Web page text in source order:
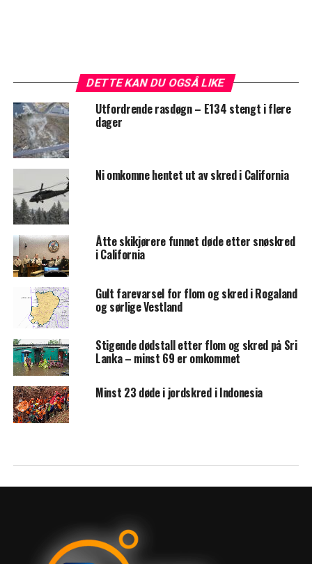
DETTE KAN DU OGSÅ LIKE
Utfordrende rasdøgn – E134 stengt i flere
dager
Ni omkomne hentet ut av skred i California
Åtte skikjørere funnet døde etter snøskred
i California
Gult farevarsel for flom og skred i Rogaland
og sørlige Vestland
Stigende dødstall etter flom og skred på Sri
Lanka – minst 69 er omkommet
Minst 23 døde i jordskred i Indonesia